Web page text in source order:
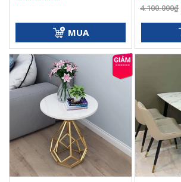
5
sao
MUA
Được
5
sao
4.100.000₫